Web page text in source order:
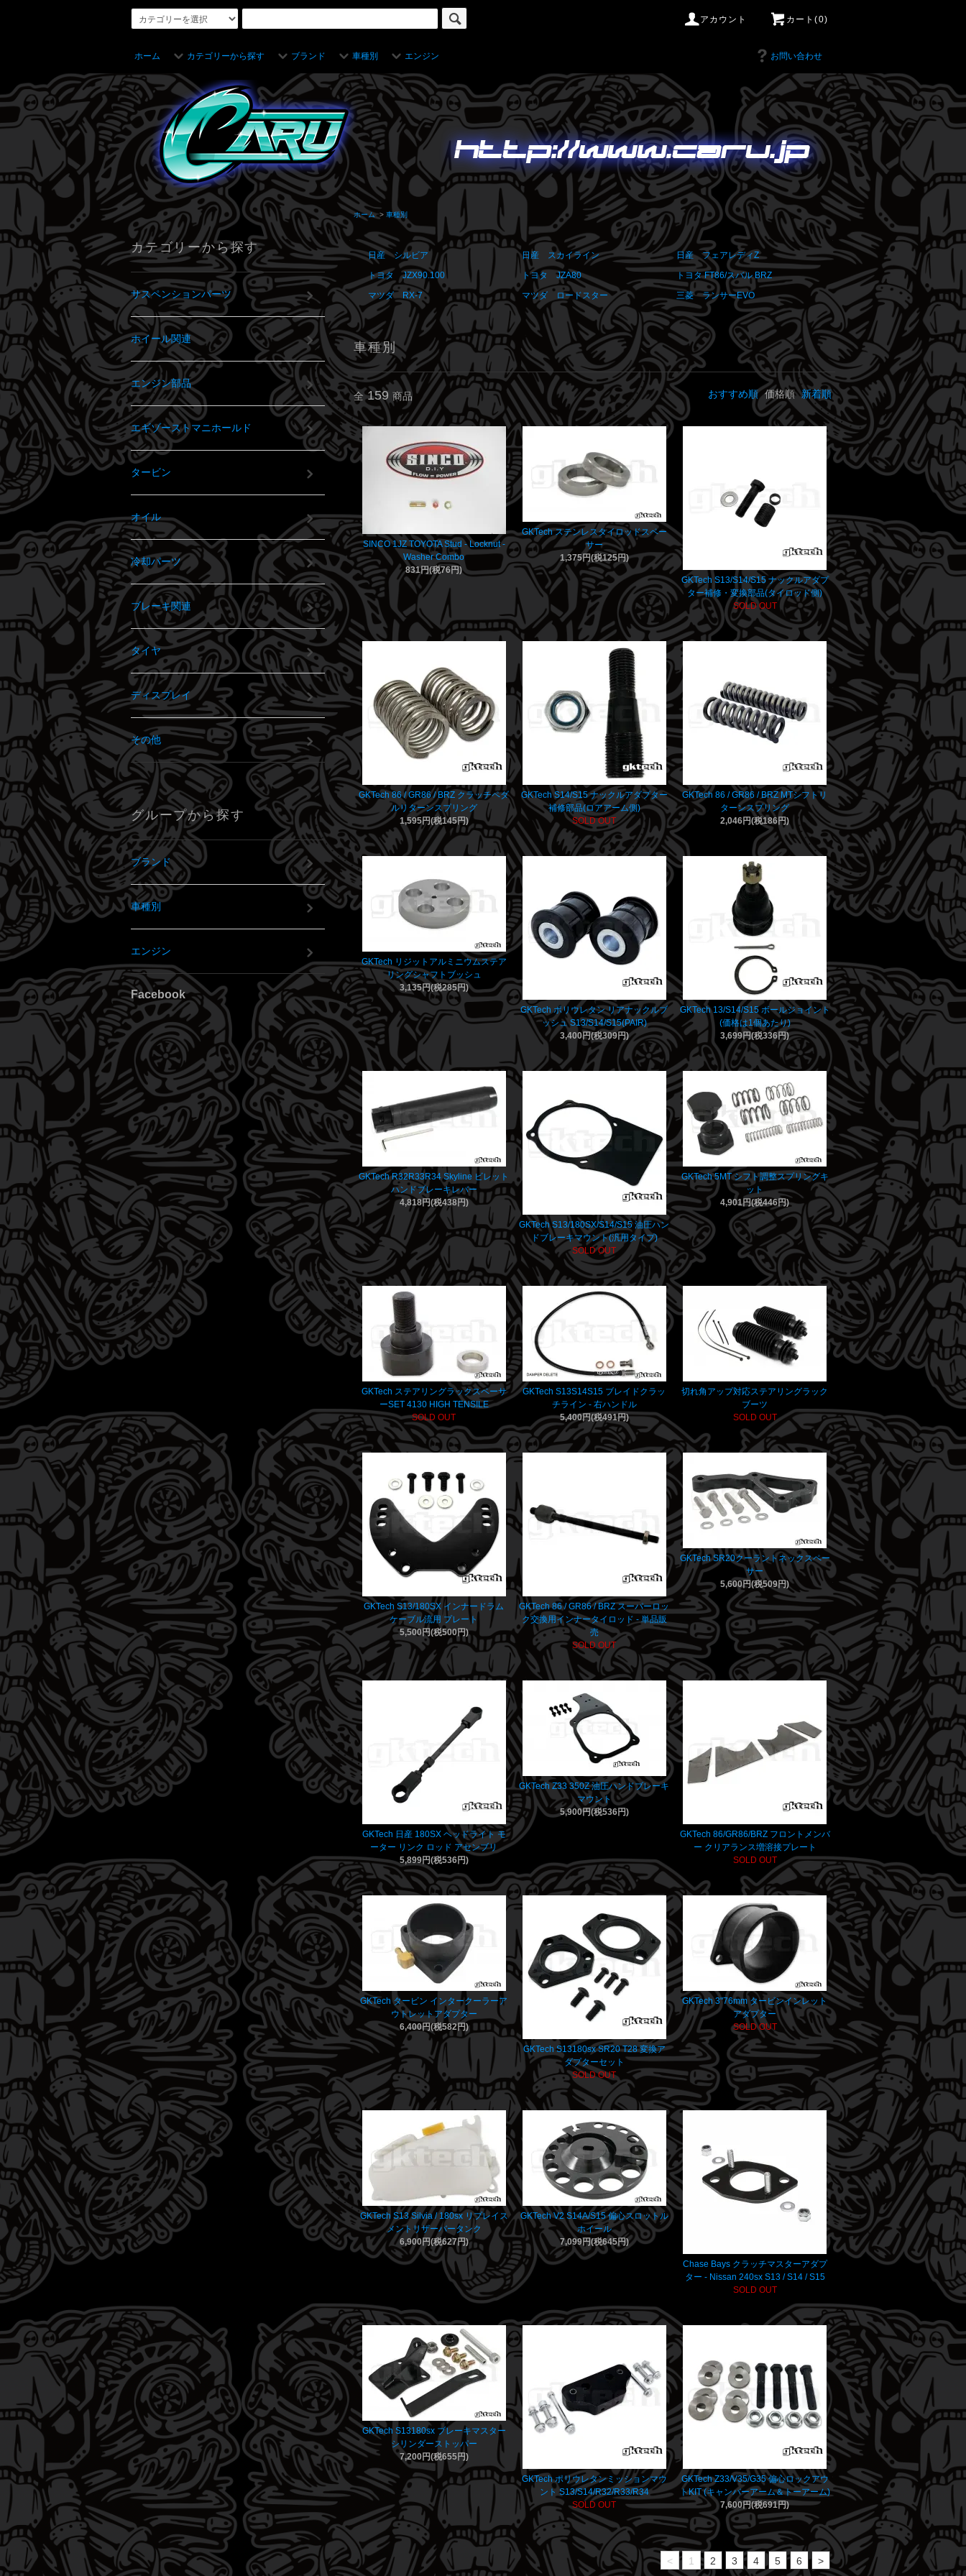
アカウント カート(0)
ホーム カテゴリーから探す ブランド 車種別 エンジン お問い合わせ
ホーム > 車種別
日産 シルビア 日産 スカイライン
日産 フェアレディZ
トヨタ JZX90.100
トヨタ JZA80
トヨタ FT86/スバル BRZ
マツダ RX-7
マツダ ロードスター 三菱 ランサーEVO
車種別
全 159 商品 おすすめ順 価格順 新着順
SINCO 1JZ TOYOTA Stud - Locknut -
Washer Combo
831円(税76円)
GKTech ステンレスタイロッドスペー
サー
1,375円(税125円)
GKTech S13/S14/S15 ナックルアダプ
ター補修・変換部品(タイロッド側)
SOLD OUT
GKTech 86 / GR86 / BRZ クラッチペダ
ルリターンスプリング
1,595円(税145円)
GKTech S14/S15 ナックルアダプター
補修部品(ロアアーム側)
SOLD OUT
GKTech 86 / GR86 / BRZ MTシフトリ
ターンスプリング
2,046円(税186円)
GKTech リジットアルミニウムステア
リングシャフトブッシュ
3,135円(税285円)
GKTech ポリウレタン リアナックルブ
ッシュ S13/S14/S15(PAIR)
3,400円(税309円)
GKTech 13/S14/S15 ボールジョイント
(価格は1個あたり)
3,699円(税336円)
GKTech R32R33R34 Skyline ビレット
ハンドブレーキレバー
4,818円(税438円)
GKTech S13/180SX/S14/S15 油圧ハン
ドブレーキマウント(汎用タイプ)
SOLD OUT
GKTech 5MT シフト調整スプリングキ
ット
4,901円(税446円)
GKTech ステアリングラックスペーサ
ーSET 4130 HIGH TENSILE
SOLD OUT
GKTech S13S14S15 ブレイドクラッ
チライン - 右ハンドル
5,400円(税491円)
切れ角アップ対応ステアリングラック
ブーツ
SOLD OUT
GKTech S13/180SX インナードラム
ケーブル流用 プレート
5,500円(税500円)
GKTech 86 / GR86 / BRZ スーパーロッ
ク交換用インナータイロッド - 単品販
売
SOLD OUT
GKTech SR20クーラントネックスペー
サー
5,600円(税509円)
GKTech 日産 180SX ヘッドライト モ
ーター リンク ロッド アセンブリ
5,899円(税536円)
GKTech Z33 350Z 油圧ハンドブレーキ
マウント
5,900円(税536円)
GKTech 86/GR86/BRZ フロントメンバ
ー クリアランス増溶接プレート
SOLD OUT
GKTech タービン インタークーラーア
ウトレットアダプター
6,400円(税582円)
GKTech S13180sx SR20 T28 変換ア
ダプターセット
SOLD OUT
GKTech 3"76mm タービンインレット
アダプター
SOLD OUT
GKTech S13 Silvia / 180sx リプレイス
メントリザーバータンク
6,900円(税627円)
GKTech V2 S14A/S15 偏心スロットル
ホイール
7,099円(税645円)
Chase Bays クラッチマスターアダプ
ター - Nissan 240sx S13 / S14 / S15
SOLD OUT
GKTech S13180sx ブレーキマスター
シリンダーストッパー
7,200円(税655円)
GKTech ポリウレタンミッションマウ
ント S13/S14/R32/R33/R34
SOLD OUT
GKTech Z33/V35/G35 偏心ロックアウ
トKIT (キャンバーアーム＆トーアーム)
7,600円(税691円)
< 1 2 3 4 5 6 >
カテゴリーから探す
サスペンションパーツ
ホイール関連
エンジン部品
エギゾーストマニホールド
タービン
オイル
冷却パーツ
ブレーキ関連
タイヤ
ディスプレイ
その他
グループから探す
ブランド
車種別
エンジン
Facebook